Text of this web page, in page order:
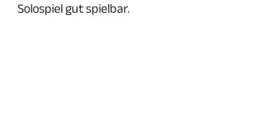
Solospiel gut spielbar.